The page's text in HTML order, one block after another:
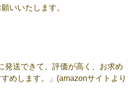
いいたします。
発送できて、評価が高く、お求め
めします。」(amazonサイトより